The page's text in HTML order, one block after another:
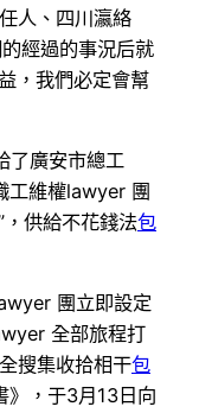
人、四川瀛絡
經過的事況后就
，我們必定會幫
了廣安市總工
工維權lawyer 團
，供給不花錢法包
團立即設定
全部旅程打
搜集收拾相干包
》，于3月13日向